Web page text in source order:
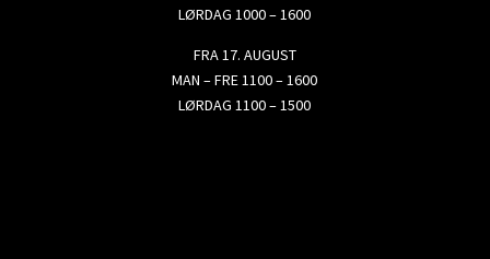
LØRDAG 1000 – 1600
FRA 17. AUGUST
MAN – FRE 1100 – 1600
LØRDAG 1100 – 1500